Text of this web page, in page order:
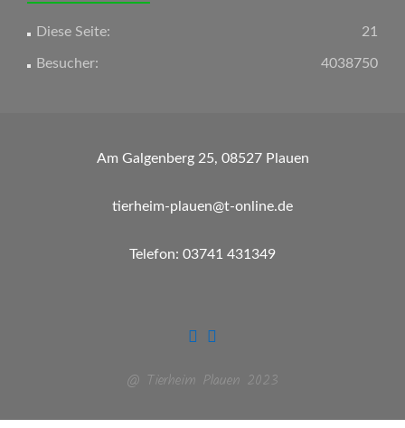
21
Diese Seite:
4038750
Besucher:
Am Galgenberg 25, 08527 Plauen
tierheim-plauen@t-online.de
Telefon: 03741 431349
@ Tierheim Plauen 2023